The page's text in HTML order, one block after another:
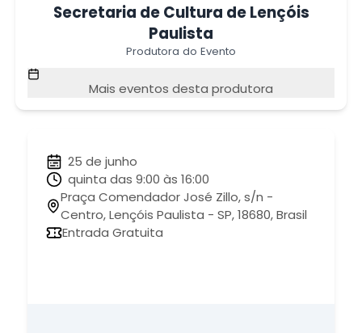
Secretaria de Cultura de Lençóis
Paulista
Produtora do Evento
Mais eventos desta produtora
25 de junho
quinta das 9:00 às 16:00
Praça Comendador José Zillo, s/n -
Centro, Lençóis Paulista - SP, 18680, Brasil
Entrada Gratuita